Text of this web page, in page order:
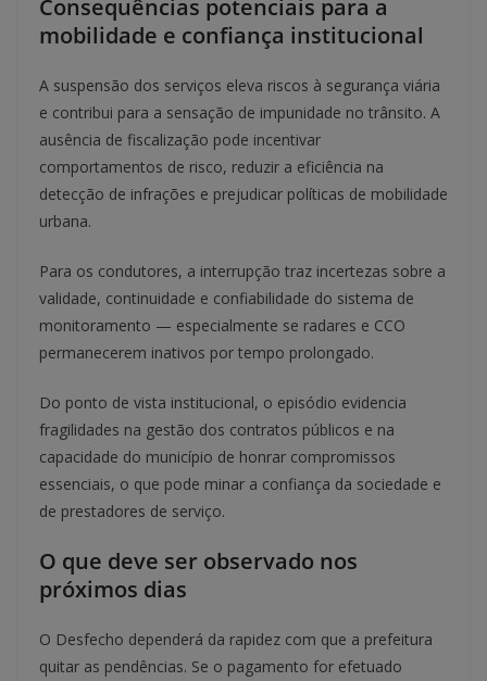
Consequências potenciais para a
mobilidade e confiança institucional
A suspensão dos serviços eleva riscos à segurança viária
e contribui para a sensação de impunidade no trânsito. A
ausência de fiscalização pode incentivar
comportamentos de risco, reduzir a eficiência na
detecção de infrações e prejudicar políticas de mobilidade
urbana.
Para os condutores, a interrupção traz incertezas sobre a
validade, continuidade e confiabilidade do sistema de
monitoramento — especialmente se radares e CCO
permanecerem inativos por tempo prolongado.
Do ponto de vista institucional, o episódio evidencia
fragilidades na gestão dos contratos públicos e na
capacidade do município de honrar compromissos
essenciais, o que pode minar a confiança da sociedade e
de prestadores de serviço.
O que deve ser observado nos
próximos dias
O Desfecho dependerá da rapidez com que a prefeitura
quitar as pendências. Se o pagamento for efetuado